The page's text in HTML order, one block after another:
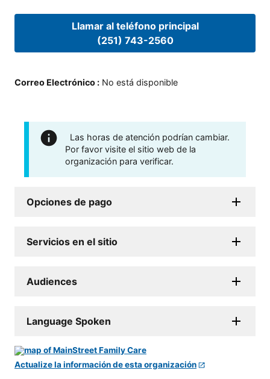
Llamar al teléfono principal
(251) 743-2560
Correo Electrónico : No está disponible
Las horas de atención podrían cambiar.
Por favor visite el sitio web de la
organización para verificar.
Opciones de pago
Servicios en el sitio
Audiences
Language Spoken
Actualize la información de esta organización